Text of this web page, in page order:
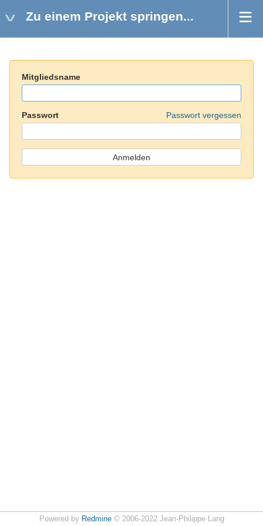
Zu einem Projekt springen...
Mitgliedsname
Passwort Passwort vergessen
Powered by Redmine© 2006-2022 Jean-Philippe Lang